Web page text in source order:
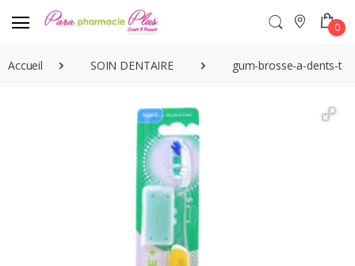
0
Accueil SOIN DENTAIRE gum-brosse-a-dents-